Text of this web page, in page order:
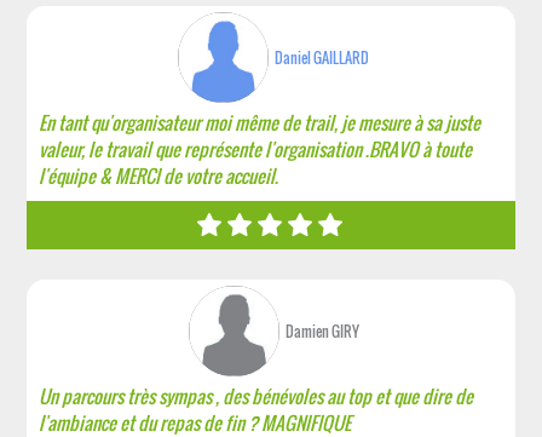
Daniel GAILLARD
En tant qu'organisateur moi même de trail, je mesure à sa juste
valeur, le travail que représente l'organisation .BRAVO à toute
l'équipe & MERCI de votre accueil.
Damien GIRY
Un parcours très sympas , des bénévoles au top et que dire de
l'ambiance et du repas de fin ? MAGNIFIQUE